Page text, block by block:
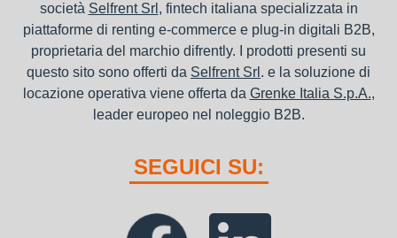
società Selfrent Srl , fintech italiana specializzata in
piattaforme di renting e-commerce e plug-in digitali B2B,
proprietaria del marchio difrently. I prodotti presenti su
questo sito sono offerti da Selfrent Srl . e la soluzione di
locazione operativa viene offerta da Grenke Italia S.p.A.,
leader europeo nel noleggio B2B.
SEGUICI SU: